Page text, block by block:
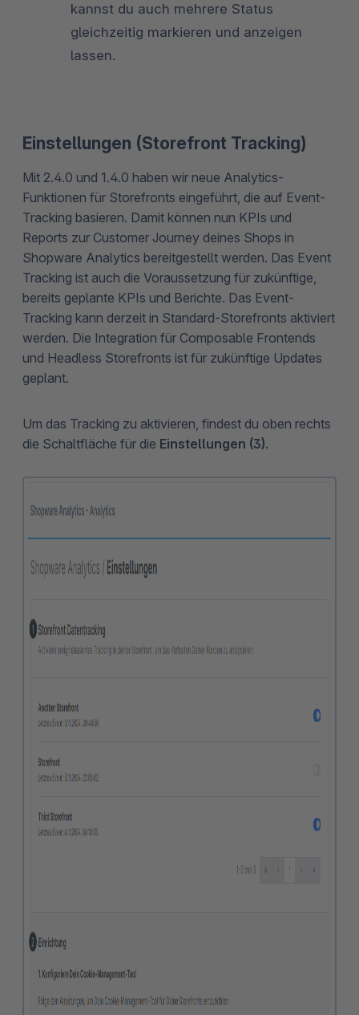
kannst du auch mehrere Status
gleichzeitig markieren und anzeigen
lassen.
Einstellungen (Storefront Tracking)
Mit 2.4.0 und 1.4.0 haben wir neue Analytics-
Funktionen für Storefronts eingeführt, die auf Event-
Tracking basieren. Damit können nun KPIs und
Reports zur Customer Journey deines Shops in
Shopware Analytics bereitgestellt werden. Das Event
Tracking ist auch die Voraussetzung für zukünftige,
bereits geplante KPIs und Berichte. Das Event-
Tracking kann derzeit in Standard-Storefronts aktiviert
werden. Die Integration für Composable Frontends
und Headless Storefronts ist für zukünftige Updates
geplant.
Um das Tracking zu aktivieren, findest du oben rechts
die Schaltfläche für die Einstellungen (3).